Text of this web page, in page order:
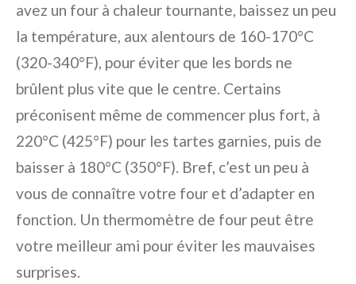
avez un four à chaleur tournante, baissez un peu
la température, aux alentours de 160-170°C
(320-340°F), pour éviter que les bords ne
brûlent plus vite que le centre. Certains
préconisent même de commencer plus fort, à
220°C (425°F) pour les tartes garnies, puis de
baisser à 180°C (350°F). Bref, c’est un peu à
vous de connaître votre four et d’adapter en
fonction. Un thermomètre de four peut être
votre meilleur ami pour éviter les mauvaises
surprises.